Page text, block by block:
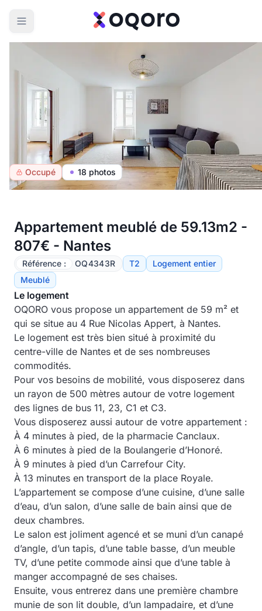
Occupé 18 photos
Appartement meublé de 59.13m2 -
807€ - Nantes
Référence : OQ4343R T2
Logement entier
Meublé
Le logement
OQORO vous propose un appartement de 59 m² et
qui se situe au 4 Rue Nicolas Appert, à Nantes.
Le logement est très bien situé à proximité du
centre-ville de Nantes et de ses nombreuses
commodités.
Pour vos besoins de mobilité, vous disposerez dans
un rayon de 500 mètres autour de votre logement
des lignes de bus 11, 23, C1 et C3.
Vous disposerez aussi autour de votre appartement :
À 4 minutes à pied, de la pharmacie Canclaux.
À 6 minutes à pied de la Boulangerie d’Honoré.
À 9 minutes à pied d’un Carrefour City.
À 13 minutes en transport de la place Royale.
L’appartement se compose d’une cuisine, d’une salle
d’eau, d’un salon, d’une salle de bain ainsi que de
deux chambres.
Le salon est joliment agencé et se muni d’un canapé
d’angle, d’un tapis, d’une table basse, d’un meuble
TV, d’une petite commode ainsi que d’une table à
manger accompagné de ses chaises.
Ensuite, vous entrerez dans une première chambre
munie de son lit double, d’un lampadaire, et d’une